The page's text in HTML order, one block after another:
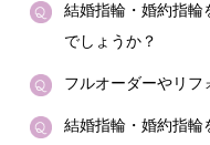
結婚指輪・婚約指輪
でしょうか？
フルオーダーやリフ
結婚指輪・婚約指輪